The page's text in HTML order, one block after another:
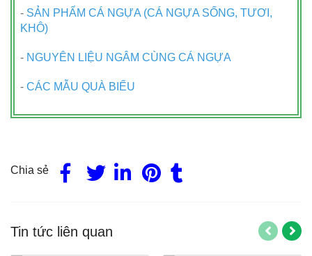
- SẢN PHẨM CÁ NGỰA (CÁ NGỰA SỐNG, TƯƠI,
KHÔ)
- NGUYÊN LIỆU NGÂM CÙNG CÁ NGỰA
- CÁC MẪU QUÀ BIẾU
Chia sẻ
Tin tức liên quan